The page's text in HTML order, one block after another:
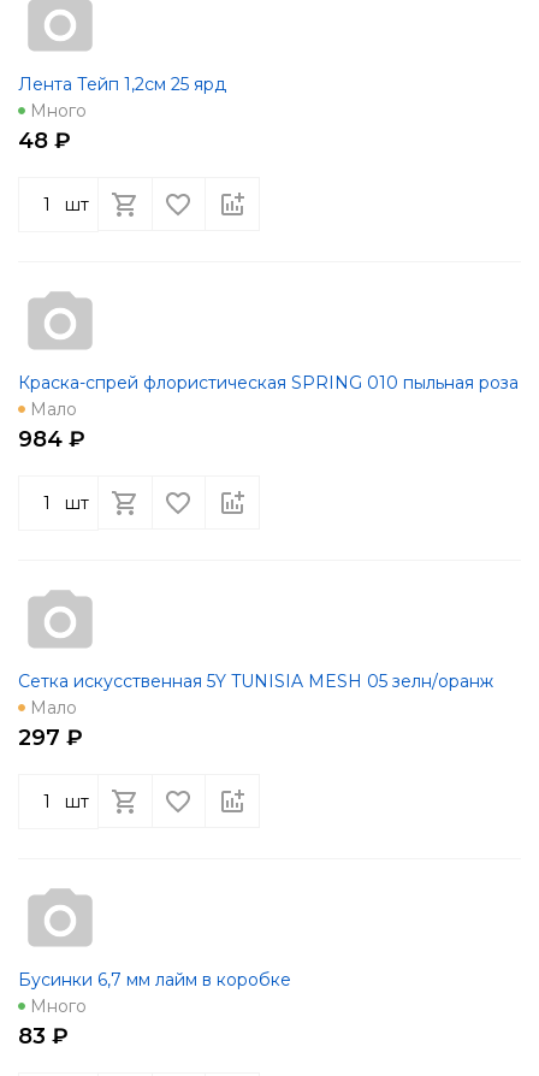
Лента Тейп 1,2см 25 ярд
Много
48 ₽
шт
Краска-спрей флористическая SPRING 010 пыльная роза
Мало
984 ₽
шт
Сетка искусственная 5Y TUNISIA MESH 05 зелн/оранж
Мало
297 ₽
шт
Бусинки 6,7 мм лайм в коробке
Много
83 ₽